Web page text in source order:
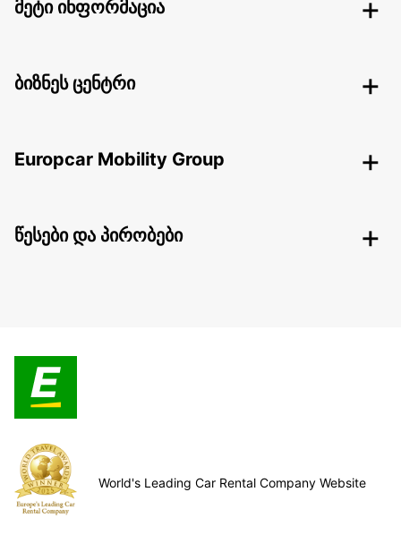
მეტი ინფორმაცია
ბიზნეს ცენტრი
Europcar Mobility Group
წესები და პირობები
World's Leading Car Rental Company Website